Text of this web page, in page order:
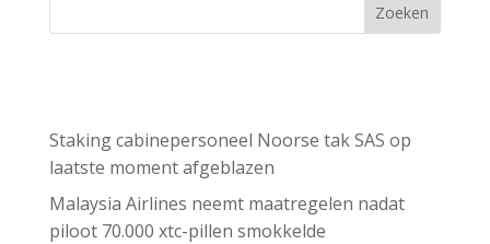
Zoeken
Staking cabinepersoneel Noorse tak SAS op
laatste moment afgeblazen
Malaysia Airlines neemt maatregelen nadat
piloot 70.000 xtc-pillen smokkelde